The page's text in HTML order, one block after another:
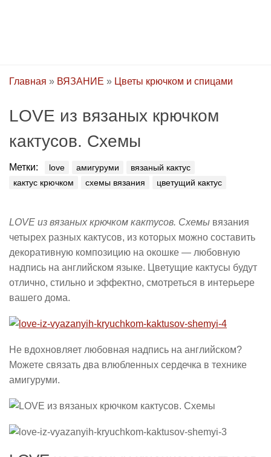
Главная » ВЯЗАНИЕ » Цветы крючком и спицами
LOVE из вязаных крючком
кактусов. Схемы
Метки: love амигуруми
вязаный кактус
кактус крючком
схемы вязания цветущий кактус
LOVE из вязаных крючком кактусов. Схемы вязания
четырех разных кактусов, из которых можно составить
декоративную композицию на окошке — любовную
надпись на английском языке. Цветущие кактусы будут
отлично, стильно и эффектно, смотреться в интерьере
вашего дома.
Не вдохновляет любовная надпись на английском?
Можете связать два влюбленных сердечка в технике
амигуруми.